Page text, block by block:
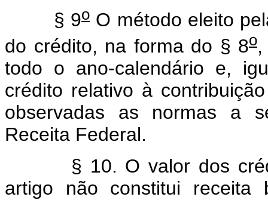
§ 9oO método eleito
do crédito, na forma do § 8o
todo o ano-calendário e,
crédito relativo à
observadas as normas a
Receita Federal.
§ 10. O valor dos
artigo não constitui receita